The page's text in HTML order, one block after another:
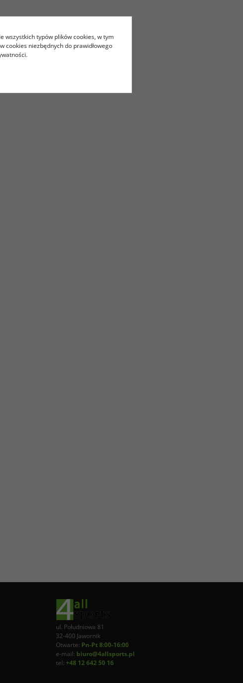
ul. Południowa 81
32-400 Jawornik
Otwarte: Pn-Pt 8:00-16:00
e-mail: biuro@4allsports.pl
tel: +48 12 642 50 16
wszystkich typów plików cookies, w tym
cookies niezbędnych do prawidłowego